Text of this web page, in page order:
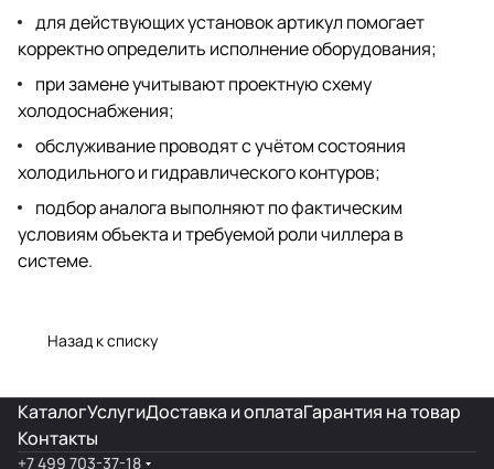
для действующих установок артикул помогает
корректно определить исполнение оборудования;
при замене учитывают проектную схему
холодоснабжения;
обслуживание проводят с учётом состояния
холодильного и гидравлического контуров;
подбор аналога выполняют по фактическим
условиям объекта и требуемой роли чиллера в
системе.
Назад к списку
КаталогУслугиДоставка и оплатаГарантия на товар
Контакты
+7 499 703-37-18